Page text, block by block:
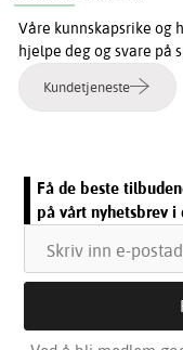
Våre kunnskapsrike og
hjelpe deg og svare på
Kundetjeneste
Få de beste
på vårt nyhetsbrev i